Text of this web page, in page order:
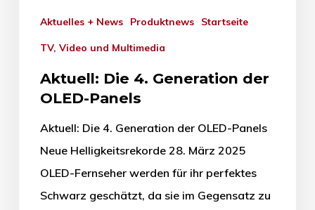
Aktuelles + News Produktnews Startseite
TV, Video und Multimedia
Aktuell: Die 4. Generation der
OLED-Panels
Aktuell: Die 4. Generation der OLED-Panels
Neue Helligkeitsrekorde 28. März 2025
OLED-Fernseher werden für ihr perfektes
Schwarz geschätzt, da sie im Gegensatz zu